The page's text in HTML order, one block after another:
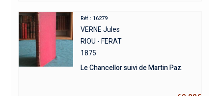
Réf : 16279
VERNE Jules
RIOU - FERAT
1875
Le Chancellor suivi de Martin Paz.